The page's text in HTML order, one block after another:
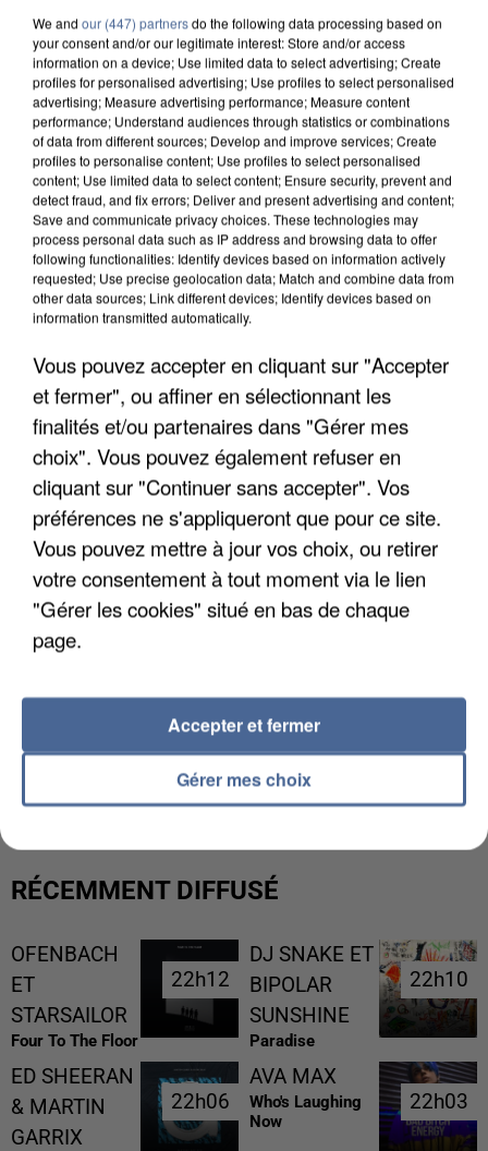
UN SECOND CADRE DE LA DZ MAFIA
INTERPELLÉ EN ALGÉRIE
UNE TOURISTE DE L’OISE EMPORTÉE PAR UNE
COULÉE DE BOUE EN HAUTE-SAVOIE
RÉCEMMENT DIFFUSÉ
OFENBACH
ET
STARSAILOR
Four To The Floor
22h12
22h12
DJ SNAKE ET
BIPOLAR
SUNSHINE
Paradise
22h10
22h10
ED SHEERAN
& MARTIN
GARRIX
22h06
22h06
AVA MAX
Who's Laughing
Now
22h03
22h03
We and our (447) partnersdo the following data processing based on
your consent and/or our legitimate interest: Store and/or access
information on a device; Use limited data to select advertising; Create
profiles for personalised advertising; Use profiles to select personalised
advertising; Measure advertising performance; Measure content
performance; Understand audiences through statistics or combinations
of data from different sources; Develop and improve services; Create
profiles to personalise content; Use profiles to select personalised
content; Use limited data to select content; Ensure security, prevent and
detect fraud, and fix errors; Deliver and present advertising and content;
Save and communicate privacy choices. These technologies may
process personal data such as IP address and browsing data to offer
following functionalities: Identify devices based on information actively
requested; Use precise geolocation data; Match and combine data from
other data sources; Link different devices; Identify devices based on
information transmitted automatically.
Vous pouvez accepter en cliquant sur "Accepter
et fermer", ou affiner en sélectionnant les
finalités et/ou partenaires dans "Gérer mes
choix". Vous pouvez également refuser en
cliquant sur "Continuer sans accepter". Vos
préférences ne s'appliqueront que pour ce site.
Vous pouvez mettre à jour vos choix, ou retirer
votre consentement à tout moment via le lien
"Gérer les cookies" situé en bas de chaque
page.
Gérer mes choix
Accepter et fermer